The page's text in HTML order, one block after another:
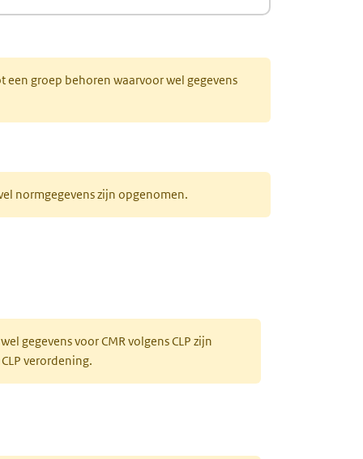
een groep behoren waarvoor wel gegevens
normgegevens zijn opgenomen.
gegevens voor CMR volgens CLP zijn
verordening.